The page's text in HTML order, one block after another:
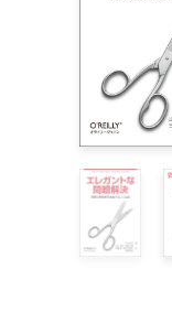
一般的
魔方
nク
有名
数
ア
封
2人